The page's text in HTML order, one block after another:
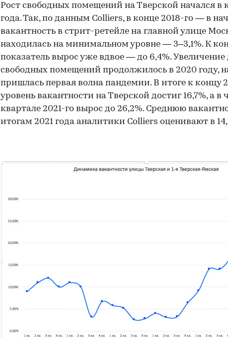
Рост свободных помещений на Тверской начался в
года. Так, по данным Colliers, в конце 2018-го — в
вакантность в стрит-ретейле на главной улице
находилась на минимальном уровне — 3–3,1%. К
показатель вырос уже вдвое — до 6,4%. Увеличение
свободных помещений продолжилось в 2020 году,
пришлась первая волна пандемии. В итоге к концу
уровень вакантности на Тверской достиг 16,7%, а в
квартале 2021-го вырос до 26,2%. Среднюю
итогам 2021 года аналитики Colliers оценивают в
00:00 00:00